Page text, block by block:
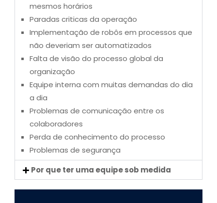
mesmos horários
Paradas criticas da operação
Implementação de robôs em processos que
não deveriam ser automatizados
Falta de visão do processo global da
organização
Equipe interna com muitas demandas do dia
a dia
Problemas de comunicação entre os
colaboradores
Perda de conhecimento do processo
Problemas de segurança
Por que ter uma equipe sob medida